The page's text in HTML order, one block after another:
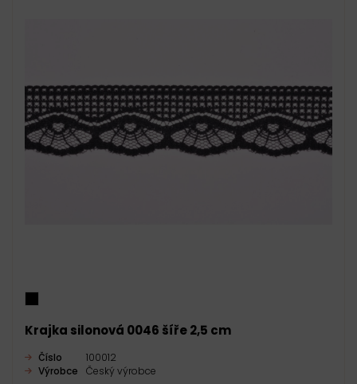
Krajka silonová 0046 šíře 2,5 cm
Číslo
100012
Výrobce
Český výrobce